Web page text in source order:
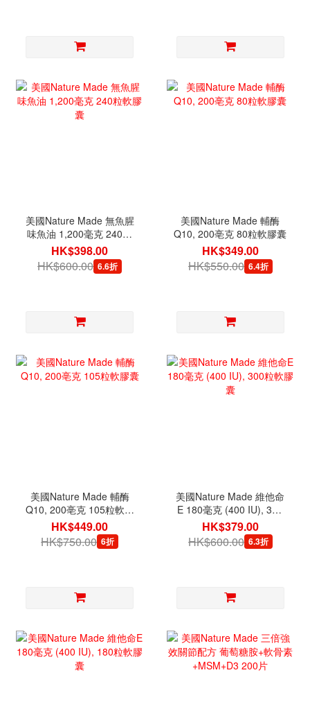
美國Nature Made 無魚腥
味魚油 1,200毫克 240粒
軟膠囊
HK$398.00
HK$600.00 6.6折
美國Nature Made 輔酶
Q10, 200亳克 80粒軟膠囊
HK$349.00
HK$550.00 6.4折
美國Nature Made 輔酶
Q10, 200亳克 105粒軟膠
囊
HK$449.00
HK$750.00 6折
美國Nature Made 維他命
E 180毫克 (400 IU), 300
粒軟膠囊
HK$379.00
HK$600.00 6.3折